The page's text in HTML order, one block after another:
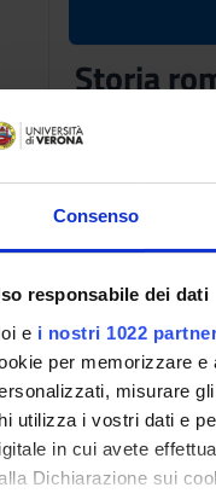
Consenso
responsabile dei dati
e i nostri 1022
per memorizzare e
misurare
utilizza i vostri dati e
in cui avete
Dichiarazione sui
Storia
Codice
L'insegnamento